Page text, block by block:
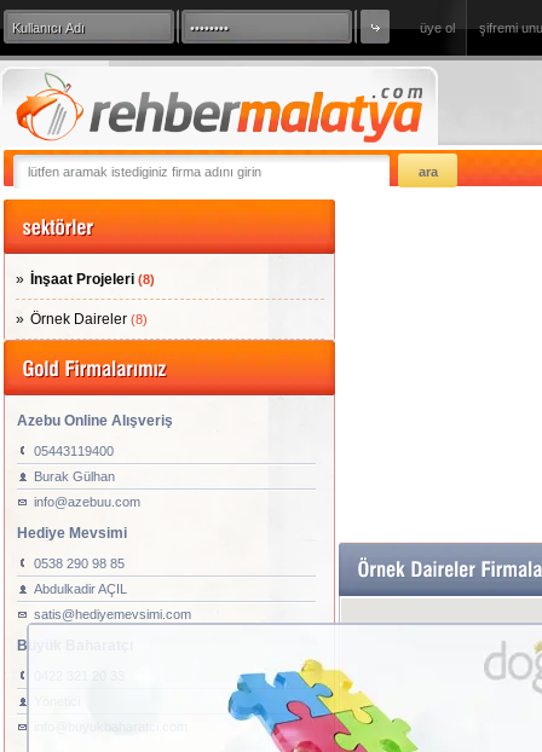
üye ol şifremi
360 Derece Sanal Tur
İnşaat Projeleri (8)
Örnek Daireler (8)
Azebu Online Alışveriş
05443119400
Burak Gülhan
info@azebuu.com
Hediye Mevsimi
0538 290 98 85
Abdulkadir AÇIL
satis@hediyemevsimi.com
Büyük Baharatçı